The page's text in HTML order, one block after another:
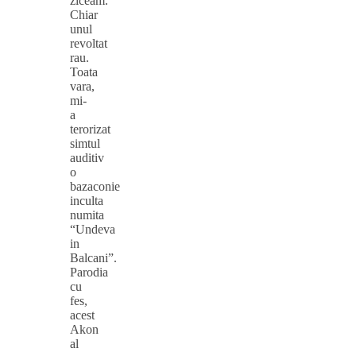
Chiar
unul
revoltat
rau.
Toata
vara,
mi-
a
terorizat
simtul
auditiv
o
bazaconie
inculta
numita
“Undeva
in
Balcani”.
Parodia
cu
fes,
acest
Akon
al